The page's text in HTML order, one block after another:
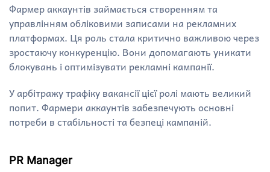
Фармер аккаунтів займається створенням та
управлінням обліковими записами на рекламних
платформах. Ця роль стала критично важливою через
зростаючу конкуренцію. Вони допомагають уникати
блокувань і оптимізувати рекламні кампанії.
У арбітражу трафіку вакансії цієї ролі мають великий
попит. Фармери аккаунтів забезпечують основні
потреби в стабільності та безпеці кампаній.
PR Manager